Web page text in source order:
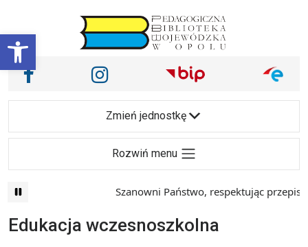
Otwórz pasek narzędzi
Main Navigation
Nasze media społecznościowe i inne
Facebook Instagram
Zmień jednostkę
Rozwiń menu
Szanowni Państwo, respektując przepisy prawa
Edukacja wczesnoszkolna